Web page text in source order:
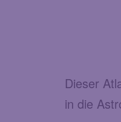
Dieser
in die